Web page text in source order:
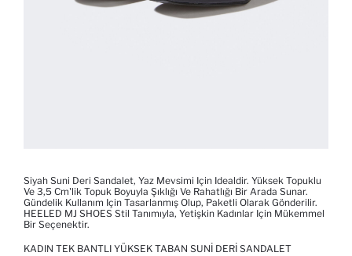
Siyah Suni Deri Sandalet, Yaz Mevsimi Için Idealdir. Yüksek Topuklu
Ve 3,5 Cm'lik Topuk Boyuyla Şıklığı Ve Rahatlığı Bir Arada Sunar.
Gündelik Kullanım Için Tasarlanmış Olup, Paketli Olarak Gönderilir.
HEELED MJ SHOES Stil Tanımıyla, Yetişkin Kadınlar Için Mükemmel
Bir Seçenektir.
KADIN TEK BANTLI YÜKSEK TABAN SUNI DERI SANDALET